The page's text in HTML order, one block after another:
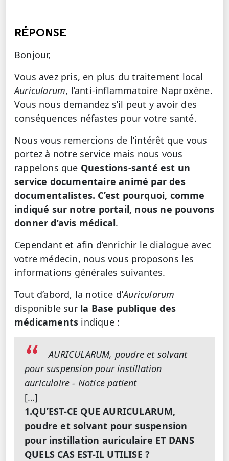
RÉPONSE
Bonjour,
Vous avez pris, en plus du traitement local
Auricularum, l’anti-inflammatoire Naproxène.
Vous nous demandez s’il peut y avoir des
conséquences néfastes pour votre santé.
Nous vous remercions de l’intérêt que vous
portez à notre service mais nous vous
rappelons que Questions-santé est un
service documentaire animé par des
documentalistes. C’est pourquoi, comme
indiqué sur notre portail, nous ne pouvons
donner d’avis médical.
Cependant et afin d’enrichir le dialogue avec
votre médecin, nous vous proposons les
informations générales suivantes.
Tout d’abord, la notice d’Auricularum
disponible sur la Base publique des
médicaments indique :
AURICULARUM, poudre et solvant
pour suspension pour instillation
auriculaire - Notice patient
[…]
1.QU’EST-CE QUE AURICULARUM,
poudre et solvant pour suspension
pour instillation auriculaire ET DANS
QUELS CAS EST-IL UTILISE ?